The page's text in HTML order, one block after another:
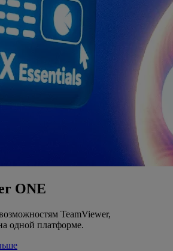
ONE
TeamViewer,
одной платформе.